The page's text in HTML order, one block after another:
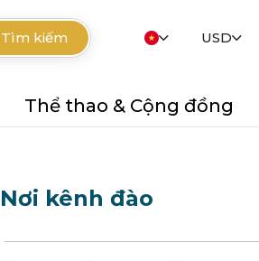
Tìm kiếm USD
Thể thao & Cộng đồng
Nơi kênh đào